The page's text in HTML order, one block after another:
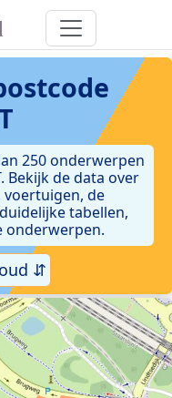
250 onderwerpen
Bekijk de data over
de
tabellen,
onderwerpen.
⇵